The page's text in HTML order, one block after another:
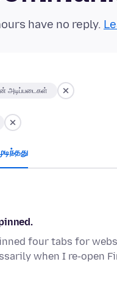
have no reply.
அடிப்படைகள்
four tabs for
when I re-open